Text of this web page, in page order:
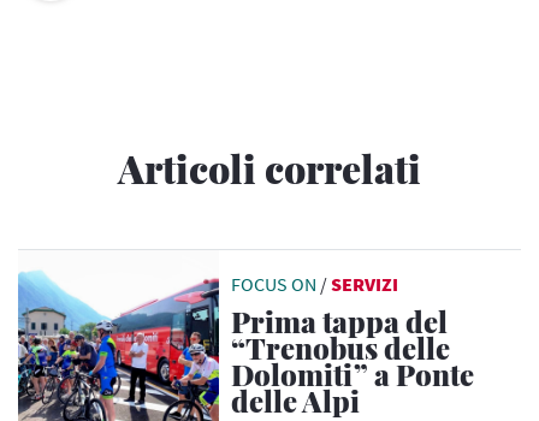
Articoli correlati
FOCUS ON /SERVIZI
Prima tappa del
“Trenobus delle
Dolomiti” a Ponte
delle Alpi